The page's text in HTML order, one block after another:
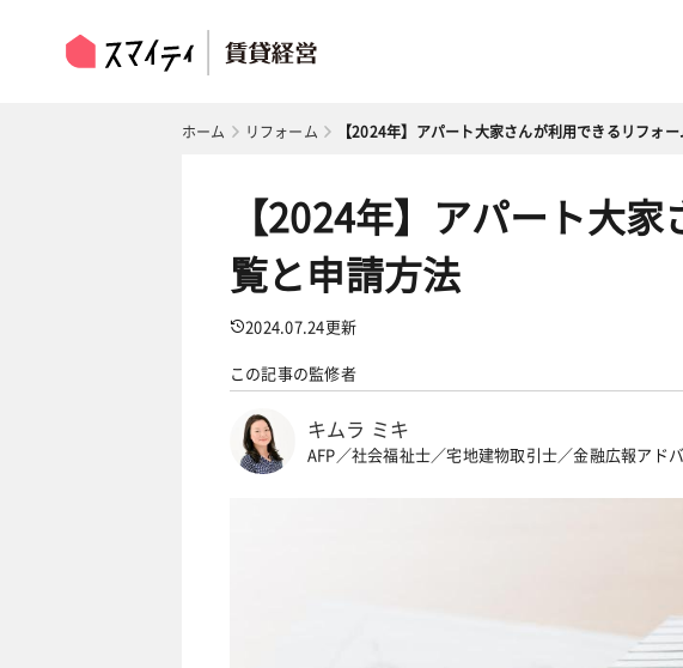
ホーム リフォーム 【2024年】アパート大家さんが利用できるリフォ
【2024年】アパート大
覧と申請方法
2024.07.24更新
この記事の監修者
キムラ ミキ
AFP／社会福祉士／宅地建物取引士／金融広報アド